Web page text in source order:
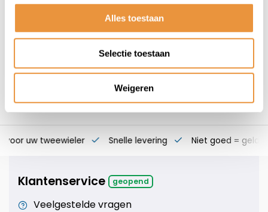
Alles toestaan
Selectie toestaan
Weigeren
voor uw tweewieler Snelle levering Niet goed = geld
Klantenservice geopend
Veelgestelde vragen